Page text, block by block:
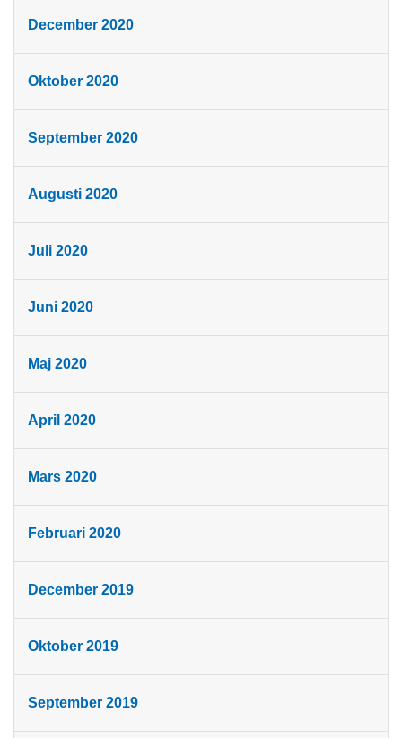
December 2020
Oktober 2020
September 2020
Augusti 2020
Juli 2020
Juni 2020
Maj 2020
April 2020
Mars 2020
Februari 2020
December 2019
Oktober 2019
September 2019